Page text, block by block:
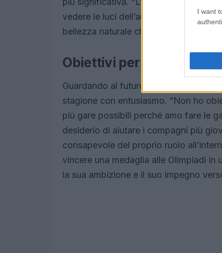
I want
vedere le luci dell’aurora nel cielo”,
bellezza naturale che lo circonda.
Obiettivi per il futuro
Guardando al futuro, Pellegrino ha
stagione con entusiasmo. “Non ho
più gare possibili perché amo fare le
desiderio di aiutare i compagni più
consapevole del proprio ruolo
vincere una medaglia alle Olimpiadi in
la sua ambizione e il suo impegno